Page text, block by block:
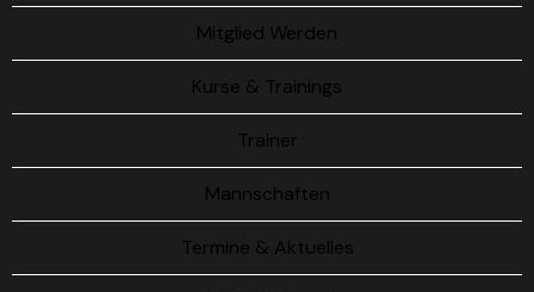
Mitglied Werden
Kurse & Trainings
Trainer
Mannschaften
Termine & Aktuelles